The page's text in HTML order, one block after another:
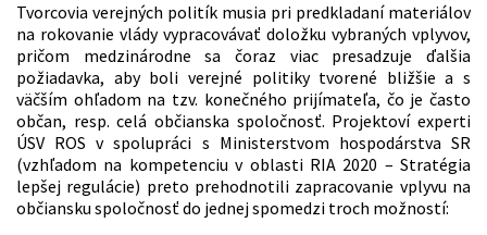
Tvorcovia verejných politík musia pri predkladaní materiálov
na rokovanie vlády vypracovávať doložku vybraných vplyvov,
pričom medzinárodne sa čoraz viac presadzuje ďalšia
požiadavka, aby boli verejné politiky tvorené bližšie a s
väčším ohľadom na tzv. konečného prijímateľa, čo je často
občan, resp. celá občianska spoločnosť. Projektoví experti
ÚSV ROS v spolupráci s Ministerstvom hospodárstva SR
(vzhľadom na kompetenciu v oblasti RIA 2020 – Stratégia
lepšej regulácie) preto prehodnotili zapracovanie vplyvu na
občiansku spoločnosť do jednej spomedzi troch možností: